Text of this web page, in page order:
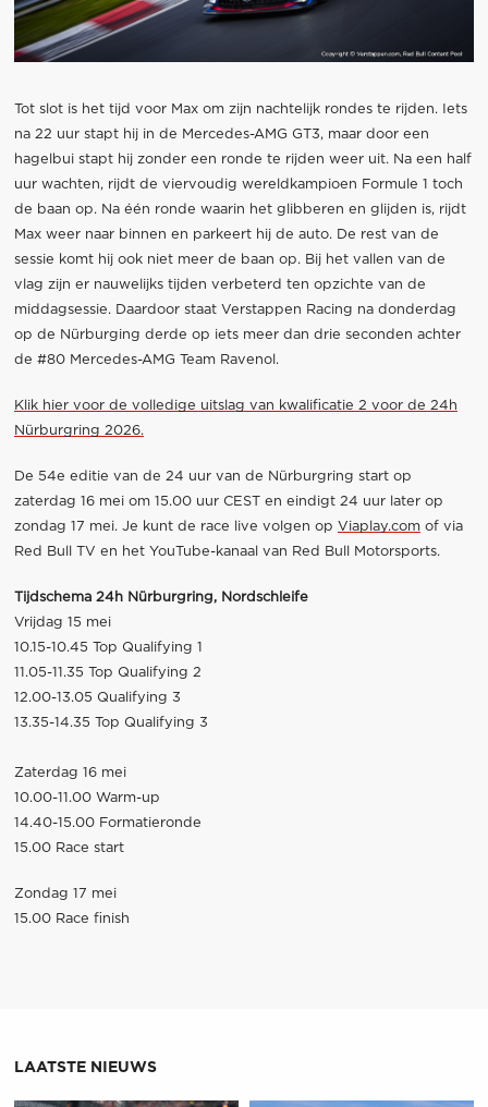
Tot slot is het tijd voor Max om zijn nachtelijk rondes te rijden. Iets
na 22 uur stapt hij in de Mercedes-AMG GT3, maar door een
hagelbui stapt hij zonder een ronde te rijden weer uit. Na een half
uur wachten, rijdt de viervoudig wereldkampioen Formule 1 toch
de baan op. Na één ronde waarin het glibberen en glijden is, rijdt
Max weer naar binnen en parkeert hij de auto. De rest van de
sessie komt hij ook niet meer de baan op. Bij het vallen van de
vlag zijn er nauwelijks tijden verbeterd ten opzichte van de
middagsessie. Daardoor staat Verstappen Racing na donderdag
op de Nürburging derde op iets meer dan drie seconden achter
de #80 Mercedes-AMG Team Ravenol.
Klik hier voor de volledige uitslag van kwalificatie 2 voor de 24h
Nürburgring 2026.
De 54e editie van de 24 uur van de Nürburgring start op
zaterdag 16 mei om 15.00 uur CEST en eindigt 24 uur later op
zondag 17 mei. Je kunt de race live volgen op Viaplay.comof via
Red Bull TV en het YouTube-kanaal van Red Bull Motorsports.
Tijdschema 24h Nürburgring, Nordschleife
Vrijdag 15 mei
10.15-10.45 Top Qualifying 1
11.05-11.35 Top Qualifying 2
12.00-13.05 Qualifying 3
13.35-14.35 Top Qualifying 3
Zaterdag 16 mei
10.00-11.00 Warm-up
14.40-15.00 Formatieronde
15.00 Race start
Zondag 17 mei
15.00 Race finish
LAATSTE NIEUWS